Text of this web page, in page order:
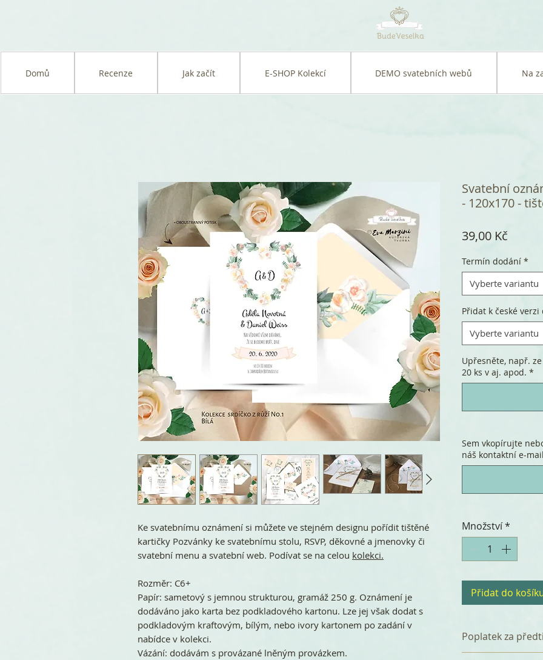
Domů Recenze Jak začít E-SHOP Kolekcí DEMO svatebních webů Na
Ke svatebnímu oznámení si můžete ve stejném designu pořídit tištěné
kartičky Pozvánky ke svatebnímu stolu, RSVP, děkovné a jmenovky či
svatební menu a svatební web. Podívat se na celou kolekci.
Rozměr: C6+
Papír: sametový s jemnou strukturou, gramáž 250 g. Oznámení je
dodáváno jako karta bez podkladového kartonu. Lze jej však dodat s
podkladovým kraftovým, bílým, nebo ivory kartonem po zadání v
nabídce v kolekci.
Vázání: dodávám s provázané lněným provázkem.
Svatební
- 120x170 -
39,00 Kč
Termín dodání *
Vyberte variantu
Přidat k české verzi
Vyberte variantu
Upřesněte, např.
20 ks v aj. apod. *
Sem vkopírujte
náš kontaktní e-
Množství*
Přidat do
Poplatek za